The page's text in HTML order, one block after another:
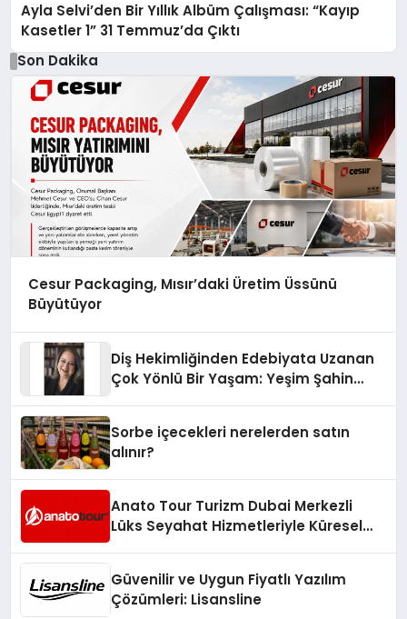
Ayla Selvi’den Bir Yıllık Albüm Çalışması: “Kayıp
Kasetler 1” 31 Temmuz’da Çıktı
Son Dakika
Cesur Packaging, Mısır’daki Üretim Üssünü
Büyütüyor
Diş Hekimliğinden Edebiyata Uzanan
Çok Yönlü Bir Yaşam: Yeşim Şahin
Sorbe içecekleri nerelerden satın
alınır?
Anato Tour Turizm Dubai Merkezli
Lüks Seyahat Hizmetleriyle Küresel
Güvenilir ve Uygun Fiyatlı Yazılım
Çözümleri: Lisansline